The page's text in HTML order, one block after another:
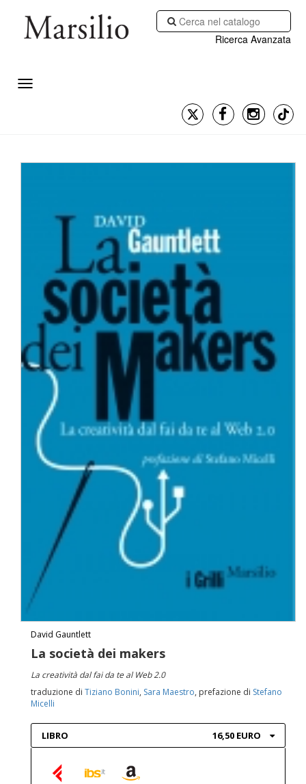
Ricerca Avanzata
David Gauntlett
La società dei makers
La creatività dal fai da te al Web 2.0
traduzione di Tiziano Bonini, Sara Maestro, prefazione di Stefano
Micelli
LIBRO 16,50 EURO